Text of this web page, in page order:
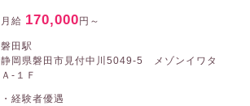
月給 170,000 円～
磐田駅
静岡県磐田市見付中川5049-5 メゾンイワタ
Ａ-１Ｆ
・経験者優遇